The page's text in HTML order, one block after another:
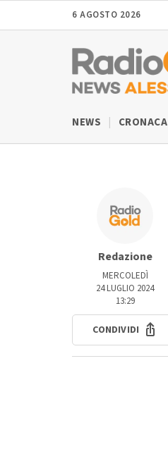
6 AGOSTO 2026
NEWS CRONACA
Redazione
MERCOLEDÌ
24 LUGLIO 2024
13:29
CONDIVIDI